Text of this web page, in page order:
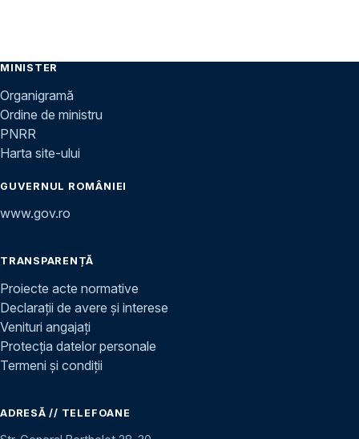
MINISTER
Organigramă
Ordine de ministru
PNRR
Harta site-ului
GUVERNUL ROMÂNIEI
www.gov.ro
TRANSPARENȚĂ
Proiecte acte normative
Declarații de avere și interese
Venituri angajați
Protecția datelor personale
Termeni și condiții
ADRESĂ // TELEFOANE